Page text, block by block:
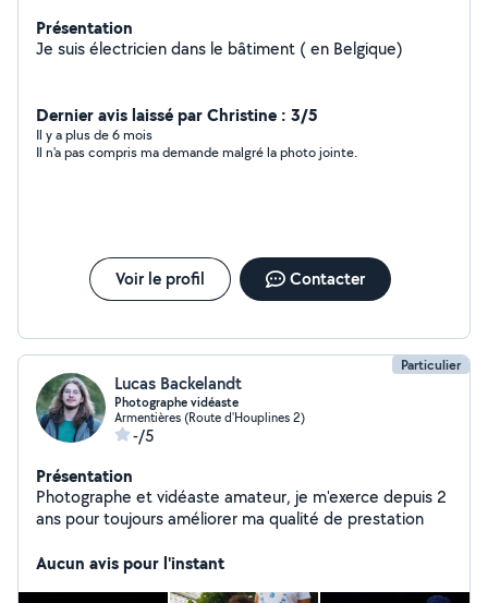
Présentation
Je suis électricien dans le bâtiment ( en Belgique)
Dernier avis laissé par Christine : 3/5
Il y a plus de 6 mois
Il n'a pas compris ma demande malgré la photo jointe.
Voir le profil Contacter
Particulier
Lucas Backelandt
Photographe vidéaste
Armentières (Route d'Houplines 2)
-/5
Présentation
Photographe et vidéaste amateur, je m'exerce depuis 2
ans pour toujours améliorer ma qualité de prestation
Aucun avis pour l'instant